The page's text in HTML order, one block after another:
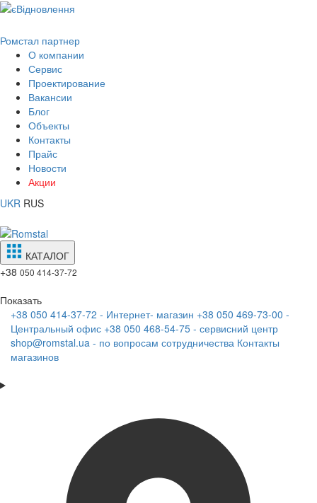
Ромстал партнер
О компании
Сервис
Проектирование
Вакансии
Блог
Объекты
Контакты
Прайс
Новости
Акции
UKR RUS
КАТАЛОГ
+38 050 414-37-72
Показать
+38 050 414-37-72 - Интернет- магазин +38 050 469-73-00 -
Центральный офис +38 050 468-54-75 - сервисний центр
shop@romstal.ua - по вопросам сотрудничества Контакты
магазинов